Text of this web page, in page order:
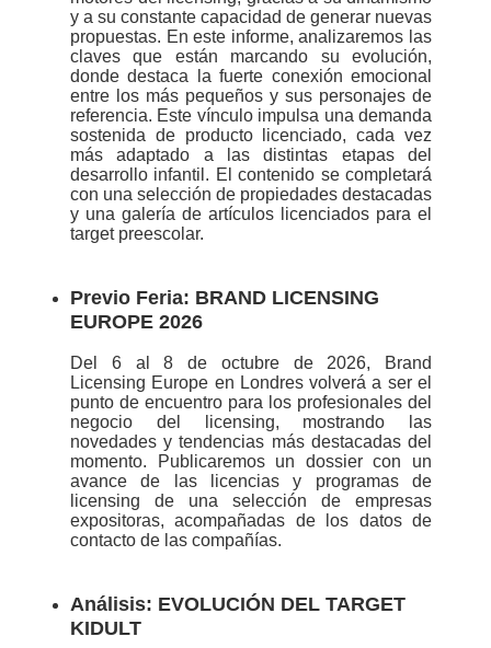
y a su constante capacidad de generar nuevas
propuestas. En este informe, analizaremos las
claves que están marcando su evolución,
donde destaca la fuerte conexión emocional
entre los más pequeños y sus personajes de
referencia. Este vínculo impulsa una demanda
sostenida de producto licenciado, cada vez
más adaptado a las distintas etapas del
desarrollo infantil. El contenido se completará
con una selección de propiedades destacadas
y una galería de artículos licenciados para el
target preescolar.
Previo Feria: BRAND LICENSING
EUROPE 2026
Del 6 al 8 de octubre de 2026, Brand
Licensing Europe en Londres volverá a ser el
punto de encuentro para los profesionales del
negocio del licensing, mostrando las
novedades y tendencias más destacadas del
momento. Publicaremos un dossier con un
avance de las licencias y programas de
licensing de una selección de empresas
expositoras, acompañadas de los datos de
contacto de las compañías.
Análisis: EVOLUCIÓN DEL TARGET
KIDULT